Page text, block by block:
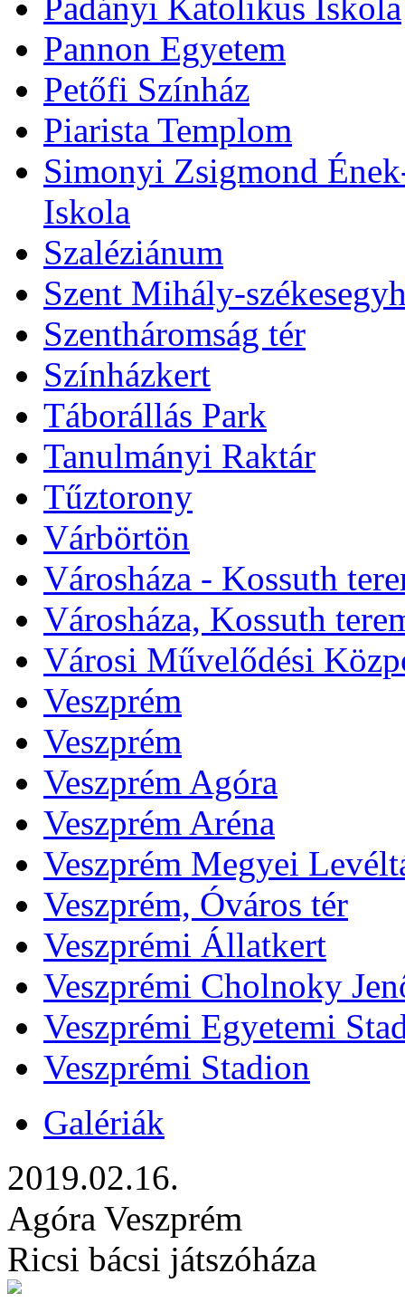
Pannon Egyetem
Petőfi Színház
Piarista Templom
Simonyi Zsigmond
Iskola
Szaléziánum
Szent Mihály-
Szentháromság tér
Színházkert
Táborállás Park
Tanulmányi Raktár
Tűztorony
Várbörtön
Városháza - Kossuth
Városháza, Kossuth
Városi Művelődési
Veszprém
Veszprém
Veszprém Agóra
Veszprém Aréna
Veszprém Megyei
Veszprém, Óváros tér
Veszprémi Állatkert
Veszprémi Cholnoky
Veszprémi Egyetemi
Veszprémi Stadion
Galériák
2019.02.16.
Agóra Veszprém
Ricsi bácsi játszóháza